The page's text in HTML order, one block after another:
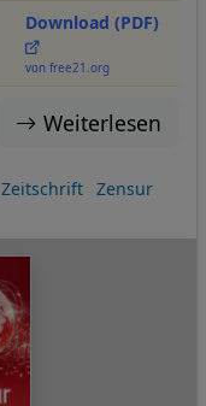
Download (PDF)
von free21.org
Weiterlesen
Zeitschrift Zensur